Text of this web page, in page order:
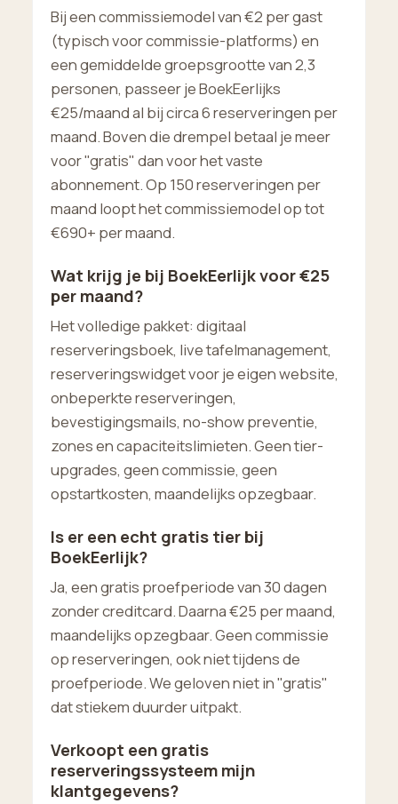
Bij een commissiemodel van €2 per gast
(typisch voor commissie-platforms) en
een gemiddelde groepsgrootte van 2,3
personen, passeer je BoekEerlijks
€25/maand al bij circa 6 reserveringen per
maand. Boven die drempel betaal je meer
voor "gratis" dan voor het vaste
abonnement. Op 150 reserveringen per
maand loopt het commissiemodel op tot
€690+ per maand.
Wat krijg je bij BoekEerlijk voor €25
per maand?
Het volledige pakket: digitaal
reserveringsboek, live tafelmanagement,
reserveringswidget voor je eigen website,
onbeperkte reserveringen,
bevestigingsmails, no-show preventie,
zones en capaciteitslimieten. Geen tier-
upgrades, geen commissie, geen
opstartkosten, maandelijks opzegbaar.
Is er een echt gratis tier bij
BoekEerlijk?
Ja, een gratis proefperiode van 30 dagen
zonder creditcard. Daarna €25 per maand,
maandelijks opzegbaar. Geen commissie
op reserveringen, ook niet tijdens de
proefperiode. We geloven niet in "gratis"
dat stiekem duurder uitpakt.
Verkoopt een gratis
reserveringssysteem mijn
klantgegevens?